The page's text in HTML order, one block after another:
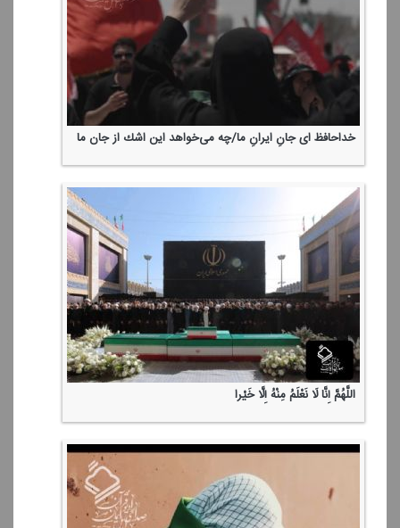
خداحافظ ای جانِ ایرانِ ما/چه می‌خواهد این اشك از جان ما
اللَّهُمَّ إِنَّا لَا نَعْلَمُ مِنْهُ إِلَّا خَیْرا